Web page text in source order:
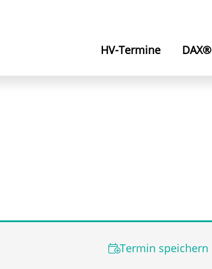
HV-Termine DAX®
Termin speichern